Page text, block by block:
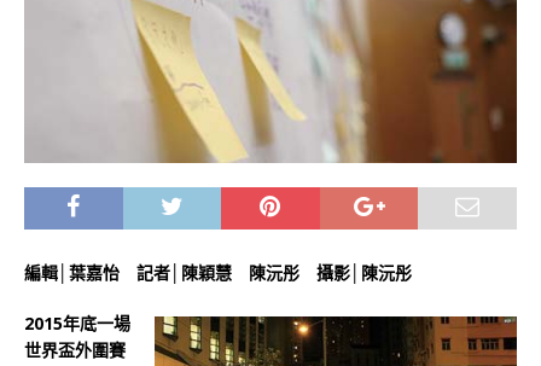
編輯│葉嘉怡 記者│陳穎慧 陳沅彤 攝影│陳沅彤
2015年底一場
世界盃外圍賽